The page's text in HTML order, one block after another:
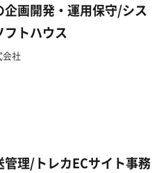
画開発・運用保守/シス
トハウス
会社
管理/トレカECサイト事務